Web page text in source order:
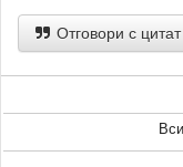
Отговори с цитат